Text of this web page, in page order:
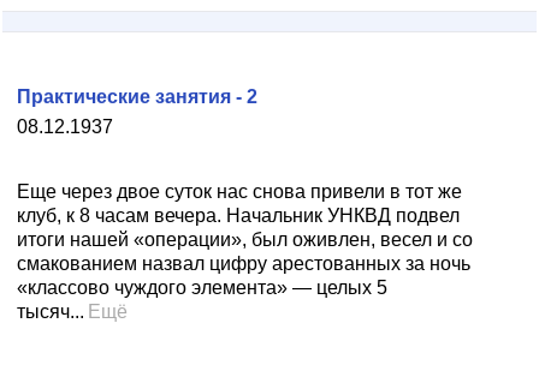
08.12.1937
Практические занятия - 2
Еще через двое суток нас снова привели в тот же
клуб, к 8 часам вечера. Начальник УНКВД подвел
итоги нашей «операции», был оживлен, весел и со
смакованием назвал цифру арестованных за ночь
«классово чуждого элемента» — целых 5
тысяч... Ещё